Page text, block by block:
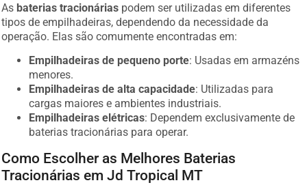
As baterias tracionárias podem ser utilizadas em diferentes
tipos de empilhadeiras, dependendo da necessidade da
operação. Elas são comumente encontradas em:
Empilhadeiras de pequeno porte: Usadas em armazéns
menores.
Empilhadeiras de alta capacidade: Utilizadas para
cargas maiores e ambientes industriais.
Empilhadeiras elétricas: Dependem exclusivamente de
baterias tracionárias para operar.
Como Escolher as Melhores Baterias
Tracionárias em Jd Tropical MT